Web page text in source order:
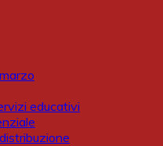
educativi